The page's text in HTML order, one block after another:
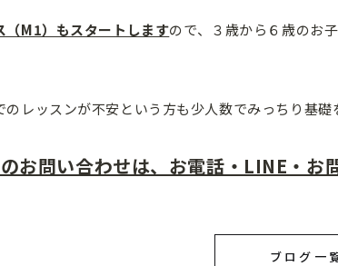
（M1）もスタートしますので、３歳から６歳のお
のレッスンが不安という方も少人数でみっちり基
お問い合わせは、お電話・LINE・お
ブログ一